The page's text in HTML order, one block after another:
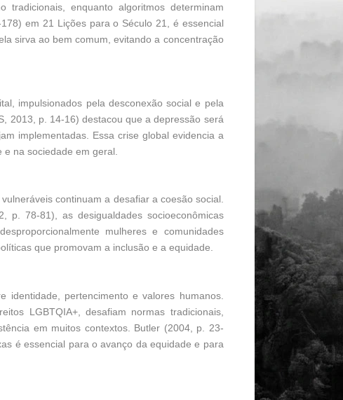
enquanto algoritmos determinam
em 21 Lições para o Século 21, é essencial
sirva ao bem comum, evitando a concentração
impulsionados pela desconexão social e pela
2013, p. 14-16) destacou que a depressão será
implementadas. Essa crise global evidencia a
na sociedade em geral.
continuam a desafiar a coesão social.
p. 78-81), as desigualdades socioeconômicas
mulheres e comunidades
que promovam a inclusão e a equidade.
identidade, pertencimento e valores humanos.
LGBTQIA+, desafiam normas tradicionais,
em muitos contextos. Butler (2004, p. 23-
é essencial para o avanço da equidade e para